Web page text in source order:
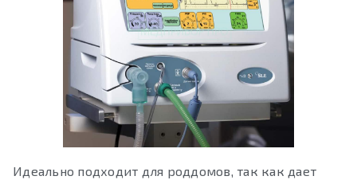
Идеально подходит для роддомов, так как дает